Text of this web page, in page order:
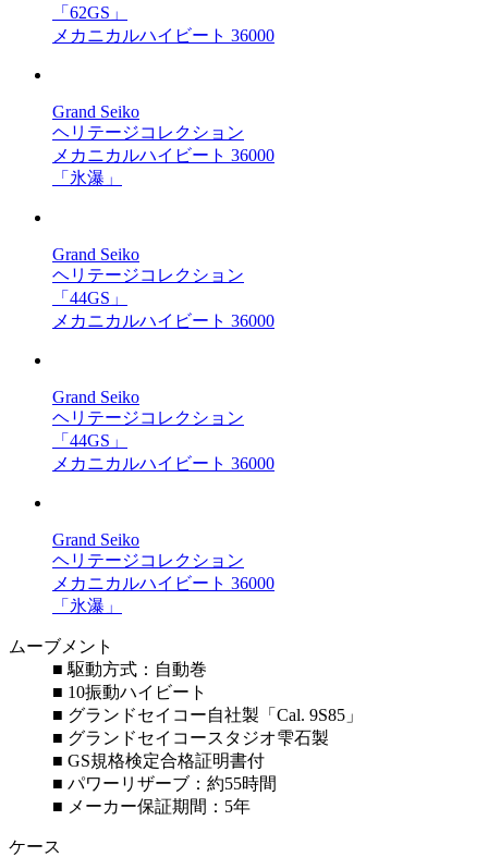
「62GS」
メカニカルハイビート 36000
Grand Seiko
ヘリテージコレクション
メカニカルハイビート 36000
「氷瀑」
Grand Seiko
ヘリテージコレクション
「44GS」
メカニカルハイビート 36000
Grand Seiko
ヘリテージコレクション
「44GS」
メカニカルハイビート 36000
Grand Seiko
ヘリテージコレクション
メカニカルハイビート 36000
「氷瀑」
ムーブメント
■ 駆動方式：自動巻
■ 10振動ハイビート
■ グランドセイコー自社製「Cal. 9S85」
■ グランドセイコースタジオ雫石製
■ GS規格検定合格証明書付
■ パワーリザーブ：約55時間
■ メーカー保証期間：5年
ケース